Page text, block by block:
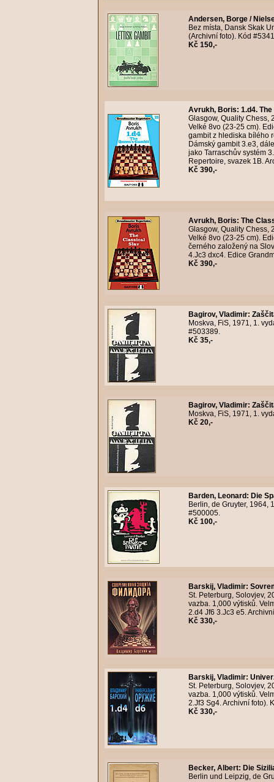
Andersen, Borge /
Bez místa, Dansk Skak
(Archivní foto). Kód
Kč 150,-
Avrukh, Boris: 1.d4.
Glasgow, Quality Chess,
Velké 8vo (23-25 cm).
gambit z hlediska bílého
Dámský gambit 3.e3,
jako Tarraschův systém
Repertoire, svazek 1B.
Kč 390,-
Avrukh, Boris: The
Glasgow, Quality Chess,
Velké 8vo (23-25 cm).
černého založený na
4.Jc3 dxc4. Edice
Kč 390,-
Bagirov, Vladimir:
Moskva, FiS, 1971, 1.
#503389.
Kč 35,-
Bagirov, Vladimir:
Moskva, FiS, 1971, 1.
Kč 20,-
Barden, Leonard : Die
Berlin, de Gruyter, 1964,
#500005.
Kč 100,-
Barskij, Vladimir:
St. Peterburg, Solovjev,
vazba. 1,000 výtisků.
2.d4 Jf6 3.Jc3 e5.
Kč 330,-
Barskij, Vladimir:
St. Peterburg, Solovjev,
vazba. 1,000 výtisků.
2.Jf3 Sg4. Archivní foto).
Kč 330,-
Becker, Albert: Die
Berlin und Leipzig, de